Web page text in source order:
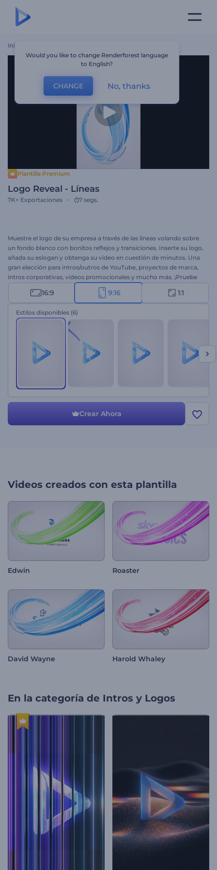
Inicio
Plantilla Premium
Logo Reveal - Líneas
7K+ Exportaciones 7 segs.
Muestre el logo de su empresa a través de las líneas volando sobre
un fondo blanco con bonitos reflejos y transiciones. Inserte su logo,
añada su eslogan y obtenga su video en cuestión de minutos. Una
gran elección para intros/outros de YouTube, proyectos de marca,
intros corporativas, videos promocionales y mucho más. ¡Pruebe
16:9 9:16 1:1
Estilos disponibles (6)
Crear Ahora
Videos creados con esta plantilla
Edwin Roaster
David Wayne Harold Whaley
En la categoría de Intros y Logos
Would you like to change Renderforest language
to English?
CHANGE No, thanks